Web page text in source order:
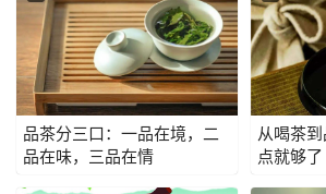
品茶分三口：一品在境，二
品在味，三品在情
从喝茶
点就够了